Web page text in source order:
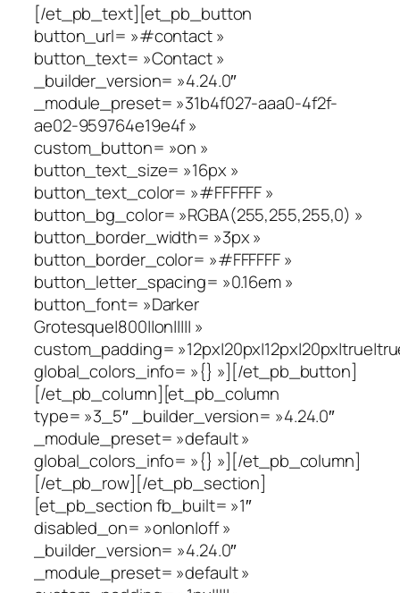
[/et_pb_text][et_pb_button
button_url= »#contact »
button_text= »Contact »
_builder_version= »4.24.0″
_module_preset= »31b4f027-aaa0-4f2f-
ae02-959764e19e4f »
custom_button= »on »
button_text_size= »16px »
button_text_color= »#FFFFFF »
button_bg_color= »RGBA(255,255,255,0) »
button_border_width= »3px »
button_border_color= »#FFFFFF »
button_letter_spacing= »0.16em »
button_font= »Darker
Grotesque|800||on||||| »
custom_padding=
global_colors_info= »{} »][/et_pb_button]
[/et_pb_column][et_pb_column
type= »3_5″ _builder_version= »4.24.0″
_module_preset= »default »
global_colors_info= »{} »][/et_pb_column]
[/et_pb_row][/et_pb_section]
[et_pb_section fb_built= »1″
disabled_on= »on|on|off »
_builder_version= »4.24.0″
_module_preset= »default »